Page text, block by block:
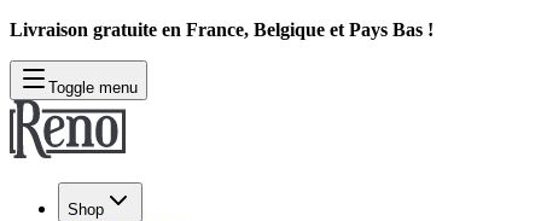
Livraison gratuite en France, Belgique et Pays Bas !
Toggle menu
Shop